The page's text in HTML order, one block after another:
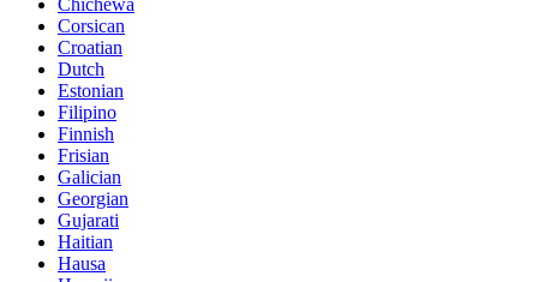
Chichewa
Corsican
Croatian
Dutch
Estonian
Filipino
Finnish
Frisian
Galician
Georgian
Gujarati
Haitian
Hausa